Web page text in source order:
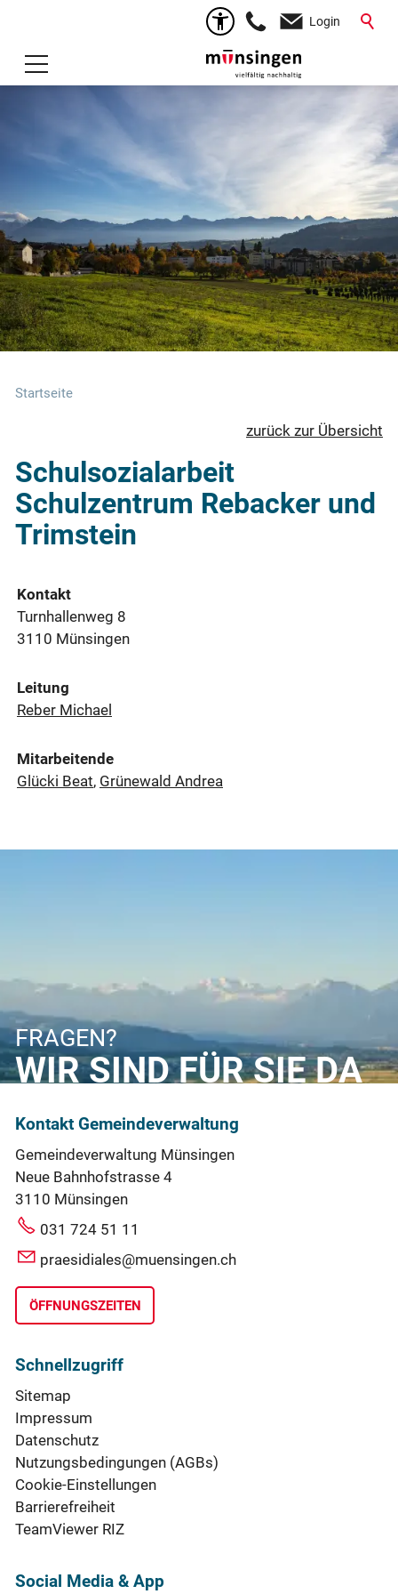
Login
Startseite
zurück zur Übersicht
Schulsozialarbeit
Schulzentrum Rebacker und
Trimstein
Kontakt
Turnhallenweg 8
3110 Münsingen
Leitung
Reber Michael
Mitarbeitende
Glücki Beat, Grünewald Andrea
FRAGEN?
WIR SIND FÜR SIE DA
Kontakt Gemeindeverwaltung
Gemeindeverwaltung Münsingen
Neue Bahnhofstrasse 4
3110 Münsingen
031 724 51 11
praesidiales@muensingen.ch
ÖFFNUNGSZEITEN
Schnellzugriff
Sitemap
Impressum
Datenschutz
Nutzungsbedingungen (AGBs)
Cookie-Einstellungen
Barrierefreiheit
TeamViewer RIZ
Social Media & App